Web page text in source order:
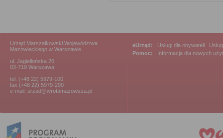
Urząd Marszałkowski Województwa
Mazowieckiego w Warszawie
ul. Jagiellońska 26
03-719 Warszawa
tel. (+48 22) 5979-100
fax (+48 22) 5979-290
e-mail: urzad@wrotamazowsza.pl
eUrząd: Usługi dla obywateli
Pomoc:
Informacja dla nowych